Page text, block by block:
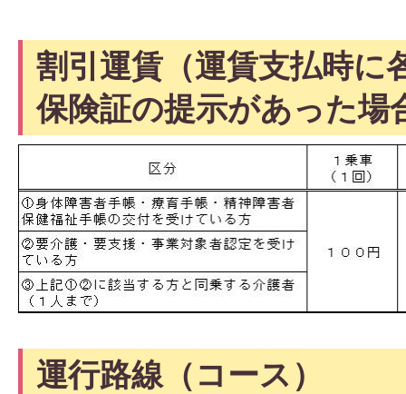
割引運賃（運賃支払時に
保険証の提示があった場
運行路線（コース）